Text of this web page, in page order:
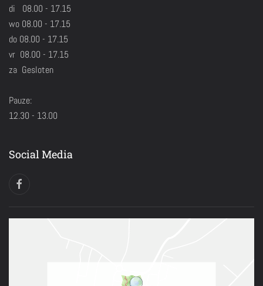
di 08.00 - 17.15
wo 08.00 - 17.15
do 08.00 - 17.15
vr 08.00 - 17.15
za Gesloten
Pauze:
12.30 - 13.00
Social Media